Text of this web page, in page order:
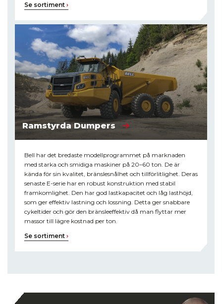
Se sortiment ›
Ramstyrda Dumpers
Bell har det bredaste modellprogrammet på marknaden
med starka och smidiga maskiner på 20–60 ton. De är
kända för sin kvalitet, bränslesnålhet och tillförlitlighet. Deras
senaste E-serie har en robust konstruktion med stabil
framkomlighet. Den har god lastkapacitet och låg lasthöjd,
som ger effektiv lastning och lossning. Detta ger snabbare
cykeltider och gör den bränsleeffektiv då man flyttar mer
massor till lägre kostnad per ton.
Se sortiment ›